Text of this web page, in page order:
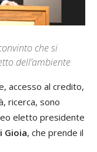
che si
dell’ambiente
accesso al credito,
ricerca, sono
eletto presidente
Gioia, che prende il